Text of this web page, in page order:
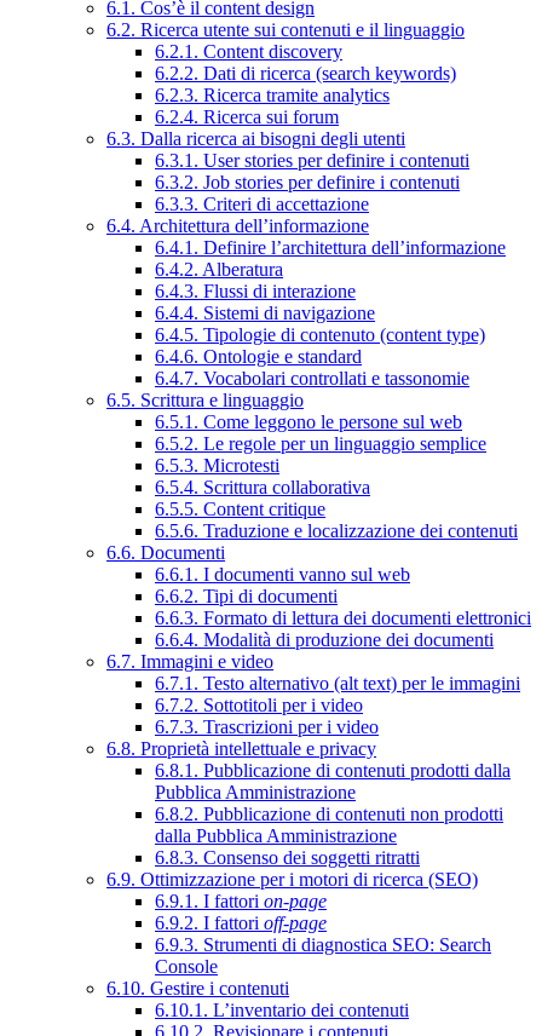
6.1. Cos’è il content design
6.2. Ricerca utente sui contenuti e il linguaggio
6.2.1. Content discovery
6.2.2. Dati di ricerca (search keywords)
6.2.3. Ricerca tramite analytics
6.2.4. Ricerca sui forum
6.3. Dalla ricerca ai bisogni degli utenti
6.3.1. User stories per definire i contenuti
6.3.2. Job stories per definire i contenuti
6.3.3. Criteri di accettazione
6.4. Architettura dell’informazione
6.4.1. Definire l’architettura dell’informazione
6.4.2. Alberatura
6.4.3. Flussi di interazione
6.4.4. Sistemi di navigazione
6.4.5. Tipologie di contenuto (content type)
6.4.6. Ontologie e standard
6.4.7. Vocabolari controllati e tassonomie
6.5. Scrittura e linguaggio
6.5.1. Come leggono le persone sul web
6.5.2. Le regole per un linguaggio semplice
6.5.3. Microtesti
6.5.4. Scrittura collaborativa
6.5.5. Content critique
6.5.6. Traduzione e localizzazione dei contenuti
6.6. Documenti
6.6.1. I documenti vanno sul web
6.6.2. Tipi di documenti
6.6.3. Formato di lettura dei documenti elettronici
6.6.4. Modalità di produzione dei documenti
6.7. Immagini e video
6.7.1. Testo alternativo (alt text) per le immagini
6.7.2. Sottotitoli per i video
6.7.3. Trascrizioni per i video
6.8. Proprietà intellettuale e privacy
6.8.1. Pubblicazione di contenuti prodotti dalla
Pubblica Amministrazione
6.8.2. Pubblicazione di contenuti non prodotti
dalla Pubblica Amministrazione
6.8.3. Consenso dei soggetti ritratti
6.9. Ottimizzazione per i motori di ricerca (SEO)
6.9.1. I fattori on-page
6.9.2. I fattori off-page
6.9.3. Strumenti di diagnostica SEO: Search
Console
6.10. Gestire i contenuti
6.10.1. L’inventario dei contenuti
6.10.2. Revisionare i contenuti